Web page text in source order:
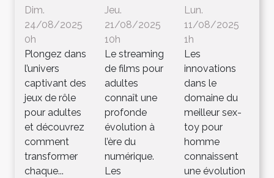
Dim.
24/08/2025
0h
Plongez dans
l’univers
captivant des
jeux de rôle
pour adultes
et découvrez
comment
transformer
chaque...
Jeu.
21/08/2025
10h
Le streaming
de films pour
adultes
connaît une
profonde
évolution à
l’ère du
numérique.
Les
Lun.
11/08/2025
1h
Les
innovations
dans le
domaine du
meilleur sex-
toy pour
homme
connaissent
une évolution